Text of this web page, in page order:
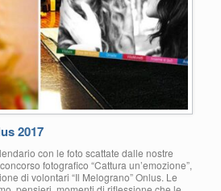
2017
con le foto scattate dalle nostre
fotografico “Cattura un’emozione”,
di volontari “Il Melograno” Onlus. Le